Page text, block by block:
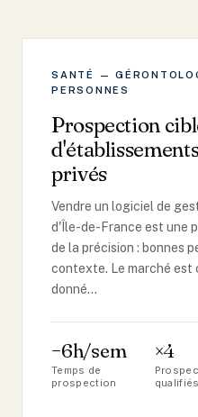
SANTÉ —
PERSONNES
Prospection
privés
Vendre un logiciel de
d'Île-de-France est une
de la précision : bonnes
contexte. Le marché est
donné…
−6h/sem
Temps de
prospection
×4